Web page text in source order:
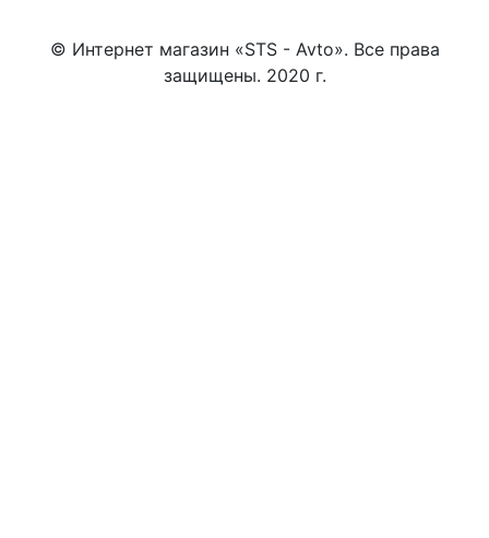
© Интернет магазин «STS - Avto». Все права
защищены. 2020 г.